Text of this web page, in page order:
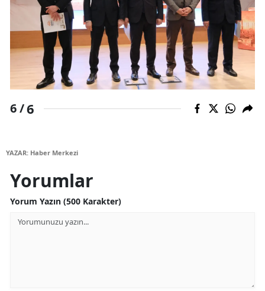
6 /6
YAZAR: Haber Merkezi
Yorumlar
Yorum Yazın (500 Karakter)